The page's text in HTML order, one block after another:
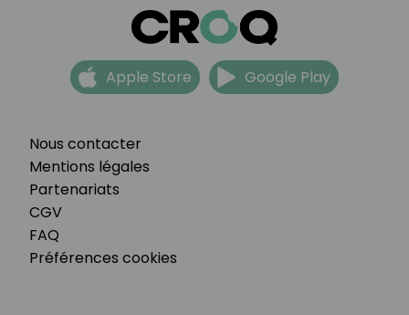
Nous contacter
Mentions légales
Partenariats
CGV
FAQ
Préférences cookies
Apple Store Google Play